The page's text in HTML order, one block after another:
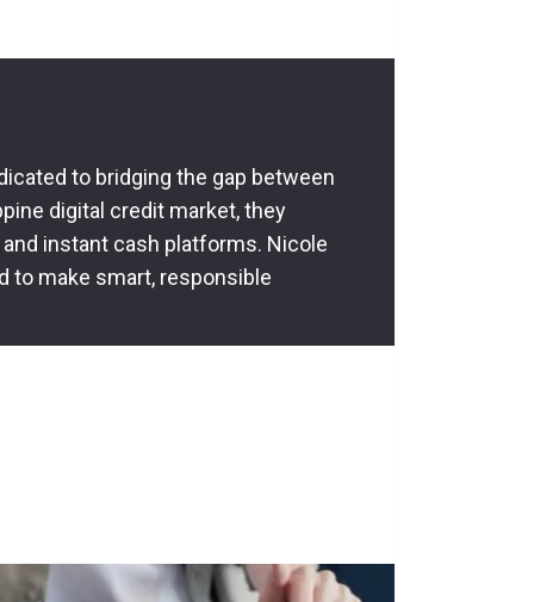
to bridging the gap between
digital credit market, they
instant cash platforms. Nicole
to make smart, responsible